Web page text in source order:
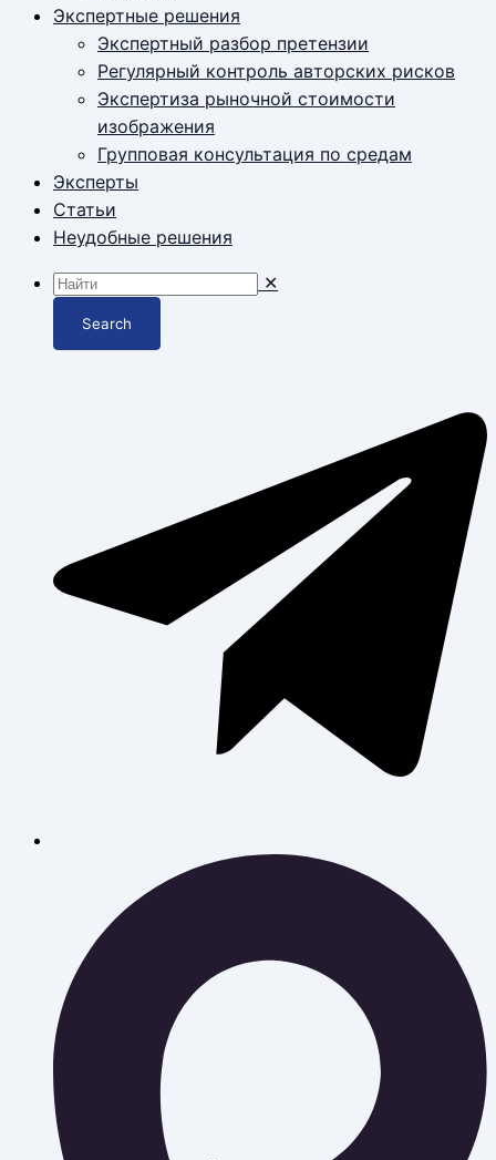
Экспертные решения
Экспертный разбор претензии
Регулярный контроль авторских рисков
Экспертиза рыночной стоимости
изображения
Групповая консультация по средам
Эксперты
Статьи
Неудобные решения
✕